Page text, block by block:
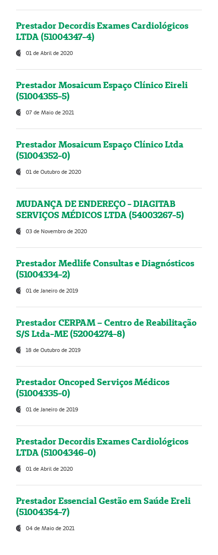
Prestador Decordis Exames Cardiológicos
LTDA (51004347-4)
01 de Abril de 2020
Prestador Mosaicum Espaço Clínico Eireli
(51004355-5)
07 de Maio de 2021
Prestador Mosaicum Espaço Clínico Ltda
(51004352-0)
01 de Outubro de 2020
MUDANÇA DE ENDEREÇO - DIAGITAB
SERVIÇOS MÉDICOS LTDA (54003267-5)
03 de Novembro de 2020
Prestador Medlife Consultas e Diagnósticos
(51004334-2)
01 de Janeiro de 2019
Prestador CERPAM – Centro de Reabilitação
S/S Ltda-ME (52004274-8)
18 de Outubro de 2019
Prestador Oncoped Serviços Médicos
(51004335-0)
01 de Janeiro de 2019
Prestador Decordis Exames Cardiológicos
LTDA (51004346-0)
01 de Abril de 2020
Prestador Essencial Gestão em Saúde Ereli
(51004354-7)
04 de Maio de 2021